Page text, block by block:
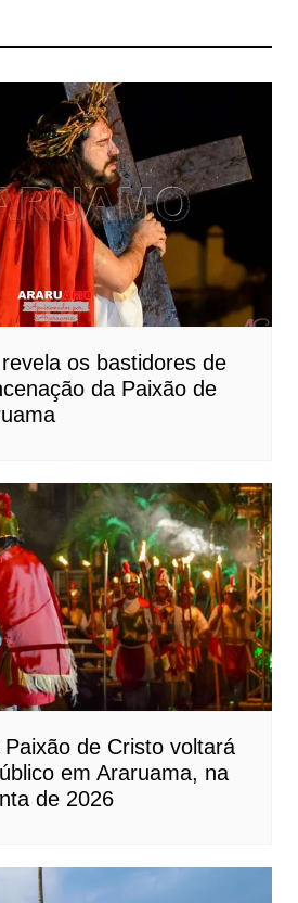
os bastidores de
da Paixão de
de Cristo voltará
em Araruama, na
de 2026